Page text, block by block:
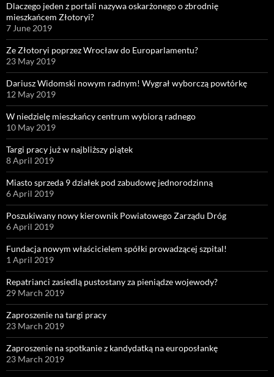
Dlaczego jeden z portali nazywa oskarżonego o zbrodnię
mieszkańcem Złotoryi?
7 June 2019
Ze Złotoryi poprzez Wrocław do Europarlamentu?
23 May 2019
Dariusz Widomski nowym radnym! Wygrał wyborczą powtórkę
12 May 2019
W niedzielę mieszkańcy centrum wybiorą radnego
10 May 2019
Targi pracy już w najbliższy piątek
8 April 2019
Miasto sprzeda 9 działek pod zabudowę jednorodzinną
6 April 2019
Poszukiwany nowy kierownik Powiatowego Zarządu Dróg
6 April 2019
Fundacja nowym właścicielem spółki prowadzącej szpital!
1 April 2019
Repatrianci zasiedlą pustostany za pieniądze wojewody?
29 March 2019
Zaproszenie na targi pracy
23 March 2019
Zaproszenie na spotkanie z kandydatką na europosłankę
23 March 2019